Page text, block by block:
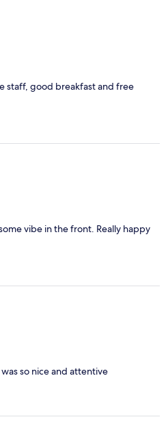
staff, good breakfast and free
vibe in the front. Really happy
so nice and attentive